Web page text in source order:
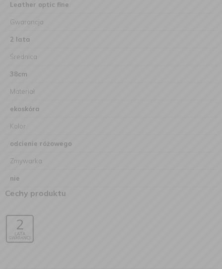
Leather optic fine
Gwarancja
2 lata
Średnica
38cm
Materiał
ekoskóra
Kolor
odcienie różowego
Zmywarka
nie
Cechy produktu